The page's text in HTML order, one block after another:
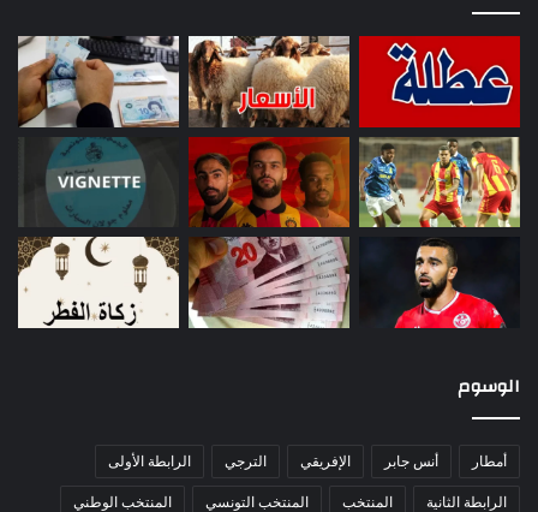
الوسوم
أمطار أنس جابر الإفريقي الترجي الرابطة الأولى
الرابطة الثانية المنتخب المنتخب التونسي المنتخب الوطني